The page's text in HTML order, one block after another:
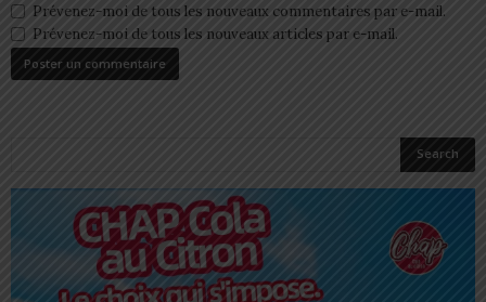
Prévenez-moi de tous les nouveaux commentaires par e-mail.
Prévenez-moi de tous les nouveaux articles par e-mail.